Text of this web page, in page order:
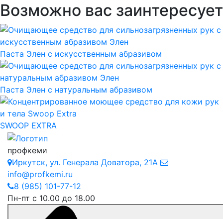
Возможно вас заинтересует
Паста Элен с искусственным абразивом
Паста Элен с натуральным абразивом
SWOOP EXTRA
профкеми
Иркутск, ул. Генерала Доватора, 21А
info@profkemi.ru
8 (985) 101-77-12
Пн-пт с 10.00 до 18.00